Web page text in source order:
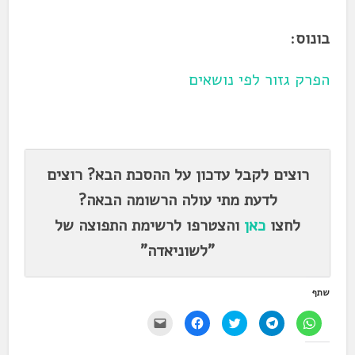
בונוס:
הפרק גזור לפי נושאים
רוצים לקבל עדכון על ההסכת הבא? רוצים
לדעת מתי עולה הרשומה הבאה?
לחצו כאן והצטרפו לרשימת התפוצה של
"לשוניאדה"
שתף
ל
ח
ל
ח
ל
ח
ל
ח